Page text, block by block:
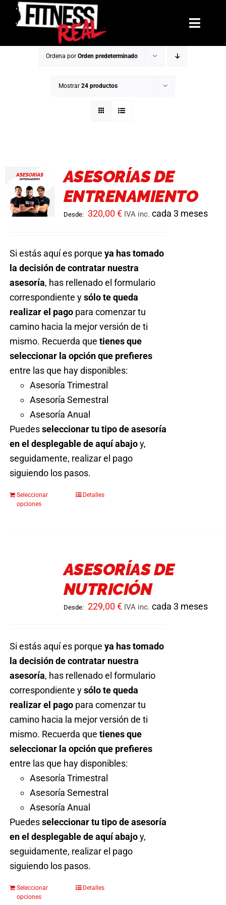
Saltar
Mentorías
Libros
Blog
Contacto
Ordena por Orden predeterminado
Mostrar 24 productos
ASESORÍAS DE
ENTRENAMIENTO
Desde: 320,00 € IVA inc. cada 3 meses
Si estás aquí es porque ya has tomado
la decisión de contratar nuestra
asesoría, has rellenado el formulario
correspondiente ysólo te queda
realizar el pagopara comenzar tu
camino hacia la mejor versión de ti
mismo. Recuerda que tienes que
seleccionar la opción que prefieres
entre las que hay disponibles:
Asesoría Trimestral
Asesoría Semestral
Asesoría Anual
Puedesseleccionar tu tipo de asesoría
en el desplegable de aquí abajoy,
seguidamente, realizar el pago
siguiendo los pasos.
Seleccionar
opciones
Este
Las
opciones
en
la
página
de
producto
Detalles
ASESORÍAS DE
NUTRICIÓN
Desde: 229,00 € IVA inc. cada 3 meses
Si estás aquí es porque ya has tomado
la decisión de contratar nuestra
asesoría, has rellenado el formulario
correspondiente ysólo te queda
realizar el pagopara comenzar tu
camino hacia la mejor versión de ti
mismo. Recuerda que tienes que
seleccionar la opción que prefieres
entre las que hay disponibles:
Asesoría Trimestral
Asesoría Semestral
Asesoría Anual
Puedesseleccionar tu tipo de asesoría
en el desplegable de aquí abajoy,
seguidamente, realizar el pago
siguiendo los pasos.
Seleccionar
opciones
EsteDetalles